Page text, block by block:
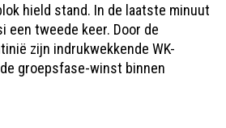
hield stand. In de laatste minuut
een tweede keer. Door de
zijn indrukwekkende WK-
groepsfase-winst binnen